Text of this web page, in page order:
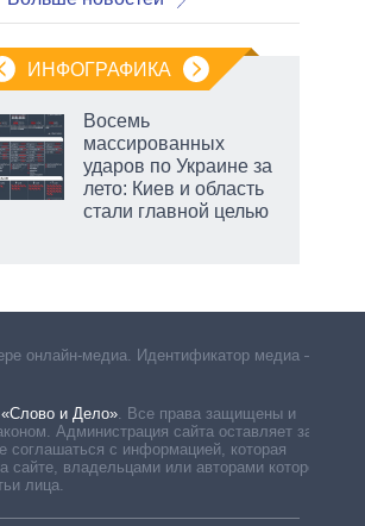
ИНФОГРАФИКА
Восемь
массированных
ударов по Украине за
лето: Киев и область
стали главной целью
онлайн-медиа. Идентификатор медиа –
«Слово и Дело». Все права защищены и
Администрация сайта оставляет за
соглашаться с информацией, которая
сайте, владельцами или авторами которой
лица.